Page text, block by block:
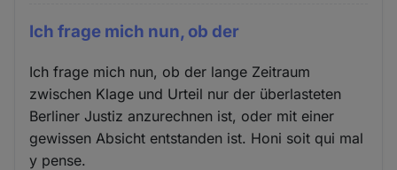
Ich frage mich nun, ob der
Ich frage mich nun, ob der lange Zeitraum
zwischen Klage und Urteil nur der überlasteten
Berliner Justiz anzurechnen ist, oder mit einer
gewissen Absicht entstanden ist. Honi soit qui mal
y pense.